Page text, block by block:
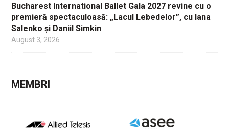
Bucharest International Ballet Gala 2027 revine cu o
premieră spectaculoasă: „Lacul Lebedelor”, cu Iana
Salenko și Daniil Simkin
August 3, 2026
MEMBRI